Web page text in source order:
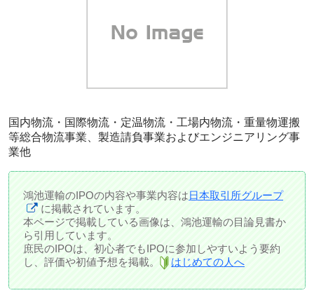
国内物流・国際物流・定温物流・工場内物流・重量物運搬
等総合物流事業、製造請負事業およびエンジニアリング事
業他
鴻池運輸のIPOの内容や事業内容は日本取引所グループ
に掲載されています。
本ページで掲載している画像は、鴻池運輸の目論見書か
ら引用しています。
庶民のIPOは、初心者でもIPOに参加しやすいよう要約
し、評価や初値予想を掲載。
はじめての人へ